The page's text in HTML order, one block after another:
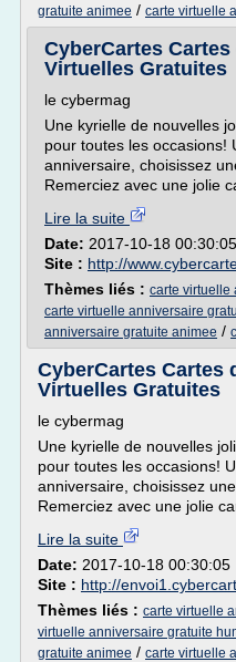
gratuite animee / carte virtuelle
CyberCartes
Virtuelles Gratuites
le cybermag
Une kyrielle de nouvelles
pour toutes les occasions!
anniversaire, choisissez
Remerciez avec une jolie
Lire la suite
Date: 2017-10-18 00:30:05
Site : http://
Thèmes liés : carte virtuelle
carte virtuelle anniversaire
anniversaire gratuite animee /
CyberCartes Cartes
Virtuelles Gratuites
le cybermag
Une kyrielle de nouvelles
pour toutes les occasions!
anniversaire, choisissez
Remerciez avec une jolie
Lire la suite
Date: 2017-10-18 00:30:05
Site : http://
Thèmes liés : carte virtuelle
virtuelle anniversaire gratuite
gratuite animee / carte virtuelle